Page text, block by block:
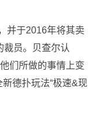
并于2016年将其卖
裁员。贝查尔认
们所做的事情上变
德扑玩法“极速&现